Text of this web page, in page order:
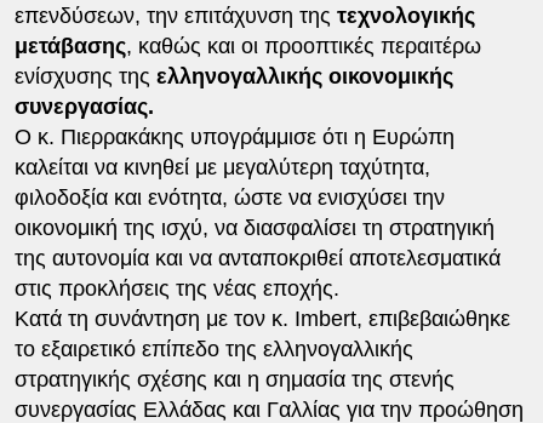
επενδύσεων, την επιτάχυνση της τεχνολογικής
μετάβασης, καθώς και οι προοπτικές περαιτέρω
ενίσχυσης της ελληνογαλλικής οικονομικής
συνεργασίας.
Ο κ. Πιερρακάκης υπογράμμισε ότι η Ευρώπη
καλείται να κινηθεί με μεγαλύτερη ταχύτητα,
φιλοδοξία και ενότητα, ώστε να ενισχύσει την
οικονομική της ισχύ, να διασφαλίσει τη στρατηγική
της αυτονομία και να ανταποκριθεί αποτελεσματικά
στις προκλήσεις της νέας εποχής.
Κατά τη συνάντηση με τον κ. Imbert, επιβεβαιώθηκε
το εξαιρετικό επίπεδο της ελληνογαλλικής
στρατηγικής σχέσης και η σημασία της στενής
συνεργασίας Ελλάδας και Γαλλίας για την προώθηση